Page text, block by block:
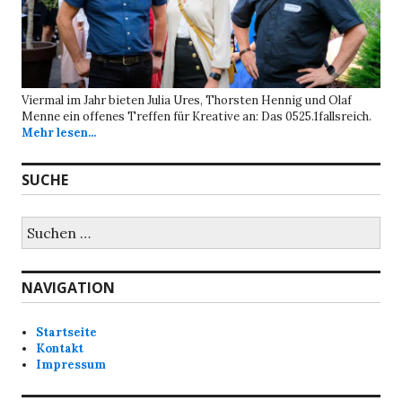
Viermal im Jahr bieten Julia Ures, Thorsten Hennig und Olaf
Menne ein offenes Treffen für Kreative an: Das 0525.1fallsreich.
Mehr lesen...
SUCHE
nach:
NAVIGATION
Startseite
Kontakt
Impressum